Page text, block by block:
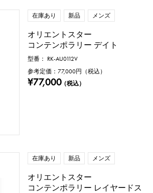
保証書 鑑定書
在庫あり 新品 メンズ
オリエントスター
コンテンポラリー デイト
型番： RK-AU0112V
参考定価：77,000円（税込）
¥77,000（税込）
在庫あり 新品 メンズ
オリエントスター
コンテンポラリー レイヤードス